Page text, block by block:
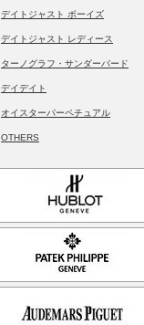
デイトジャスト ボーイズ
デイトジャスト レディース
ターノグラフ・サンダーバード
デイデイト
オイスターパーペチュアル
OTHERS